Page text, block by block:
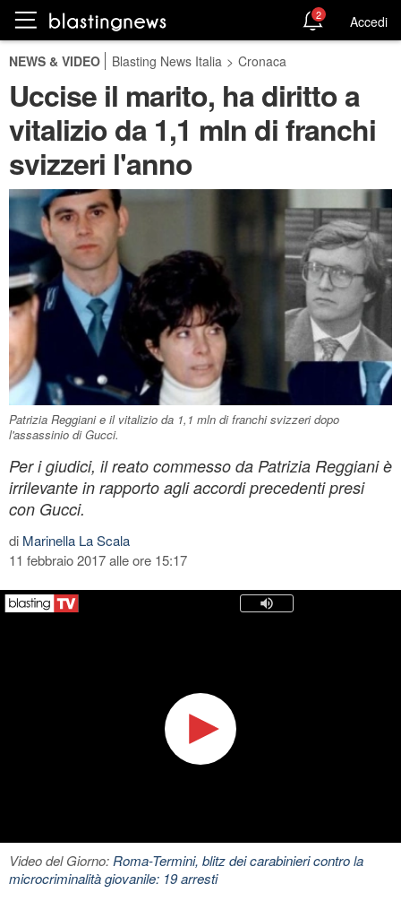
2 Accedi
NEWS & VIDEO Blasting News Italia > Cronaca
Uccise il marito, ha diritto a
vitalizio da 1,1 mln di franchi
svizzeri l'anno
Patrizia Reggiani e il vitalizio da 1,1 mln di franchi svizzeri dopo
l'assassinio di Gucci.
Per i giudici, il reato commesso da Patrizia Reggiani è
irrilevante in rapporto agli accordi precedenti presi
con Gucci.
di Marinella La Scala
11 febbraio 2017 alle ore 15:17
Video del Giorno:Roma-Termini, blitz dei carabinieri contro la
microcriminalità giovanile: 19 arresti